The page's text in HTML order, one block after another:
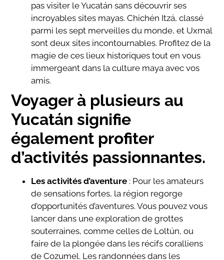
pas visiter le Yucatán sans découvrir ses
incroyables sites mayas. Chichén Itzá, classé
parmi les sept merveilles du monde, et Uxmal
sont deux sites incontournables. Profitez de la
magie de ces lieux historiques tout en vous
immergeant dans la culture maya avec vos
amis.
Voyager à plusieurs au
Yucatán signifie
également profiter
d’activités passionnantes.
Les activités d’aventure : Pour les amateurs
de sensations fortes, la région regorge
d’opportunités d’aventures. Vous pouvez vous
lancer dans une exploration de grottes
souterraines, comme celles de Loltún, ou
faire de la plongée dans les récifs coralliens
de Cozumel. Les randonnées dans les